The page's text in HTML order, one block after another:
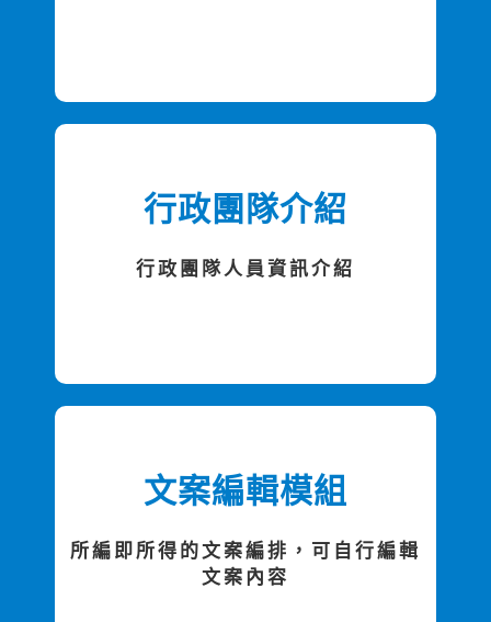
行政團隊介紹
行政團隊人員資訊介紹
文案編輯模組
所編即所得的文案編排，可自行編輯
文案內容